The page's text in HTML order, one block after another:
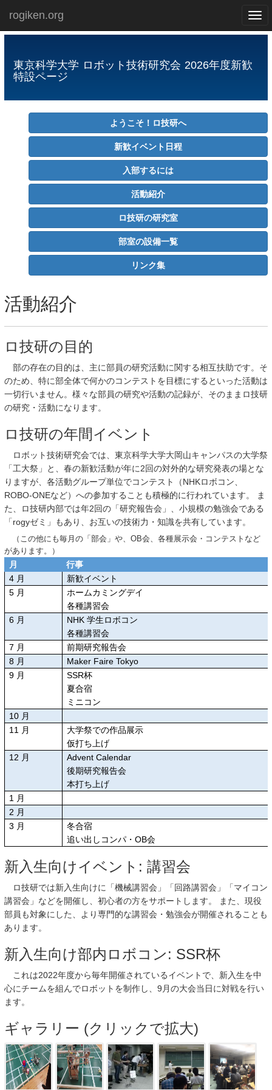
rogiken.org
東京科学大学 ロボット技術研究会 2026年度新歓
特設ページ
ようこそ！ロ技研へ
新歓イベント日程
入部するには
活動紹介
ロ技研の研究室
部室の設備一覧
リンク集
活動紹介
ロ技研の目的
部の存在の目的は、主に部員の研究活動に関する相互扶助です。そ
のため、特に部全体で何かのコンテストを目標にするといった活動は
一切行いません。様々な部員の研究や活動の記録が、そのままロ技研
の研究・活動になります。
ロ技研の年間イベント
ロボット技術研究会では、東京科学大学大岡山キャンパスの大学祭
「工大祭」と、春の新歓活動が年に2回の対外的な研究発表の場とな
りますが、各活動グループ単位でコンテスト（NHKロボコン、
ROBO-ONEなど）への参加することも積極的に行われています。 ま
た、ロ技研内部では年2回の「研究報告会」、小規模の勉強会である
「rogyゼミ」もあり、お互いの技術力・知識を共有しています。
（この他にも毎月の「部会」や、OB会、各種展示会・コンテストなど
があります。）
月
行事
4 月
新歓イベント
5 月
ホームカミングデイ
各種講習会
6 月 NHK 学生ロボコン
各種講習会
7 月
前期研究報告会
8 月
Maker Faire Tokyo
9 月
SSR杯
夏合宿
ミニコン
10 月
11
月
大学祭での作品展示
仮打ち上げ
12 月
Advent Calendar
後期研究報告会
本打ち上げ
1
月
2 月
3 月
冬合宿
追い出しコンパ・OB会
新入生向けイベント: 講習会
ロ技研では新入生向けに「機械講習会」「回路講習会」「マイコン
講習会」などを開催し、初心者の方をサポートします。 また、現役
部員も対象にした、より専門的な講習会・勉強会が開催されることも
あります。
新入生向け部内ロボコン: SSR杯
これは2022年度から毎年開催されているイベントで、新入生を中
心にチームを組んでロボットを制作し、9月の大会当日に対戦を行い
ます。
ギャラリー (クリックで拡大)